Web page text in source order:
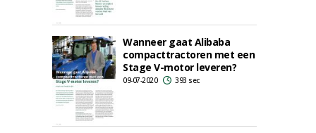
Wanneer gaat Alibaba
compacttractoren met een
Stage V-motor leveren?
09-07-2020 393 sec